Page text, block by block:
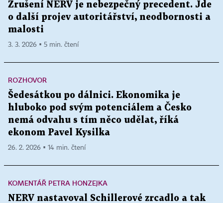
Zrušení NERV je nebezpečný precedent. Jde
o další projev autoritářství, neodbornosti a
malosti
3. 3. 2026 ▪ 5 min. čtení
ROZHOVOR
Šedesátkou po dálnici. Ekonomika je
hluboko pod svým potenciálem a Česko
nemá odvahu s tím něco udělat, říká
ekonom Pavel Kysilka
26. 2. 2026 ▪ 14 min. čtení
KOMENTÁŘ PETRA HONZEJKA
NERV nastavoval Schillerové zrcadlo a tak